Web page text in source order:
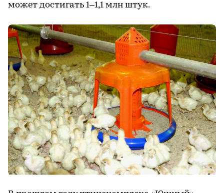
может достигать 1–1,1 млн штук.